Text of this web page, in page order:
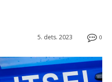
0
5. dets. 2023